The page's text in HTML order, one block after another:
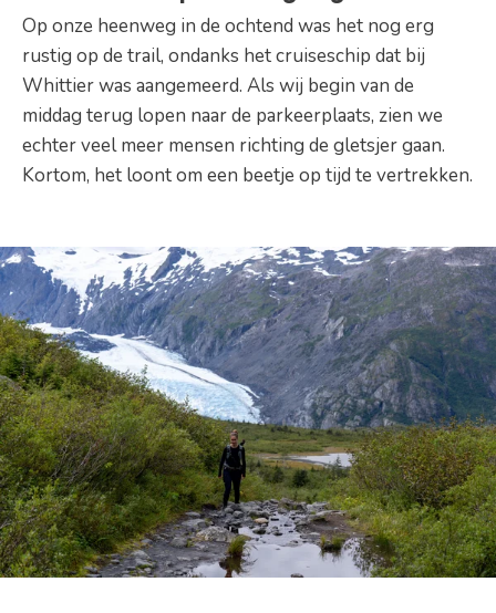
Op onze heenweg in de ochtend was het nog erg
rustig op de trail, ondanks het cruiseschip dat bij
Whittier was aangemeerd. Als wij begin van de
middag terug lopen naar de parkeerplaats, zien we
echter veel meer mensen richting de gletsjer gaan.
Kortom, het loont om een beetje op tijd te vertrekken.